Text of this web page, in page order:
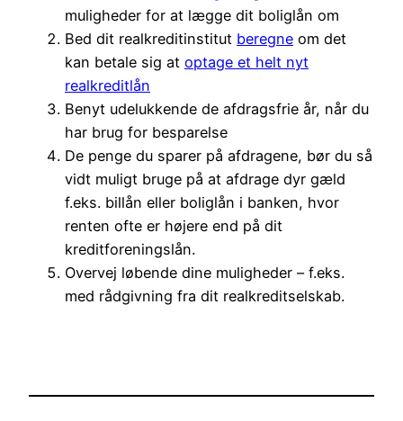
muligheder for at lægge dit boliglån om
Bed dit realkreditinstitut beregne om det
kan betale sig at optage et helt nyt
realkreditlån
Benyt udelukkende de afdragsfrie år, når du
har brug for besparelse
De penge du sparer på afdragene, bør du så
vidt muligt bruge på at afdrage dyr gæld
f.eks. billån eller boliglån i banken, hvor
renten ofte er højere end på dit
kreditforeningslån.
Overvej løbende dine muligheder – f.eks.
med rådgivning fra dit realkreditselskab.